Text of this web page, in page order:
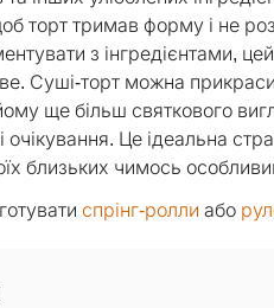
торт тримав форму і не
з інгредієнтами,
Суші-торт можна
ще більш святкового
Це ідеальна
близьких чимось
спрінг-ролли або